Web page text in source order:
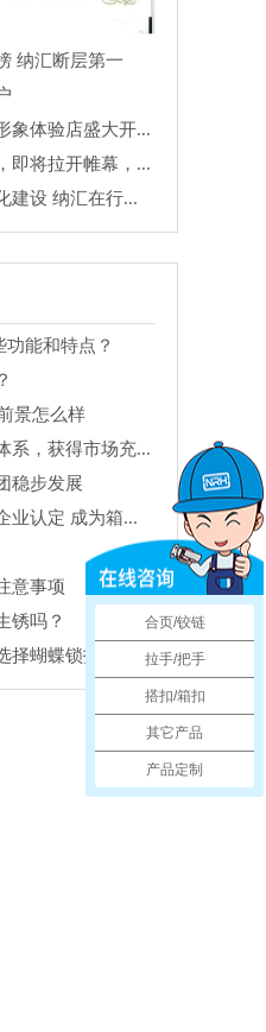
纳汇断层第一
象体验店盛大开...
即将拉开帷幕，...
建设 纳汇在行...
能和特点？
景怎么样
系，获得市场充...
稳步发展
业认定 成为箱...
意事项
锈吗？
择蝴蝶锁扣
合页/铰链
拉手/把手
搭扣/箱扣
其它产品
产品定制